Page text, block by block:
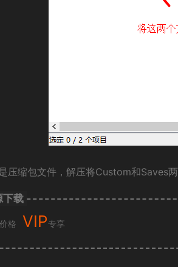
压缩包文件，解压将Custom和Saves
下载
格 VIP专享